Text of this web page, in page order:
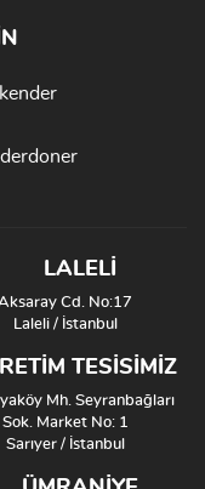
LALELİ
Cd. No:17
Laleli / İstanbul
TESİSİMİZ
Mh. Seyranbağları
Sok. Market No: 1
Sarıyer / İstanbul